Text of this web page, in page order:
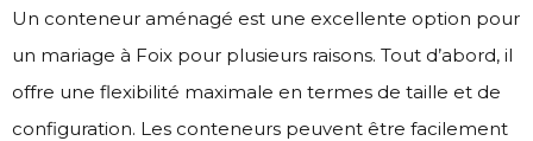
Un conteneur aménagé est une excellente option pour
un mariage à Foix pour plusieurs raisons. Tout d’abord, il
offre une flexibilité maximale en termes de taille et de
configuration. Les conteneurs peuvent être facilement